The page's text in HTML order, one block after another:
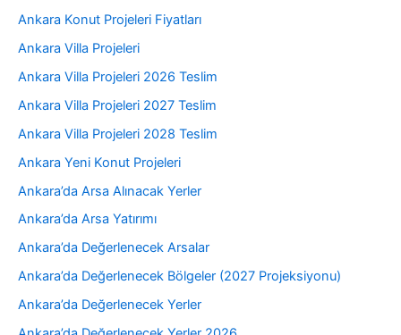
Ankara Konut Projeleri Fiyatları
Ankara Villa Projeleri
Ankara Villa Projeleri 2026 Teslim
Ankara Villa Projeleri 2027 Teslim
Ankara Villa Projeleri 2028 Teslim
Ankara Yeni Konut Projeleri
Ankara’da Arsa Alınacak Yerler
Ankara’da Arsa Yatırımı
Ankara’da Değerlenecek Arsalar
Ankara’da Değerlenecek Bölgeler (2027 Projeksiyonu)
Ankara’da Değerlenecek Yerler